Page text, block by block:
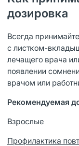
дозировка
Всегда
с листком-
лечащего врача
появлении
врачом или
Рекомендуемая
Взрослые
Профилактика